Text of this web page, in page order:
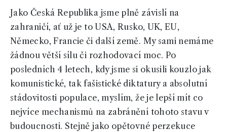
Jako Česká Republika jsme plně závislí na
zahraničí, ať už je to USA, Rusko, UK, EU,
Německo, Francie či další země. My sami nemáme
žádnou větší sílu či rozhodovací moc. Po
posledních 4 letech, kdy jsme si okusili kouzlo jak
komunistické, tak fašistické diktatury a absolutní
stádovitosti populace, myslím, že je lepší mít co
nejvíce mechanismů na zabránění tohoto stavu v
budoucnosti. Stejně jako opětovné perzekuce